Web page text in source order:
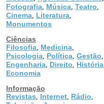
Fotografia Música Teatro
Cinema Literatura
Monumentos
Ciências
Filosofia Medicina
Psicologia Política Gestão
Engenharia Direito História
Economia
Informação
Revistas
Internet Rádio